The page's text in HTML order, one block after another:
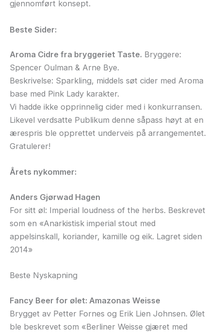
gjennomført konsept.
Beste Sider:
Aroma Cidre fra bryggeriet Taste. Bryggere:
Spencer Oulman & Arne Bye.
Beskrivelse: Sparkling, middels søt cider med Aroma
base med Pink Lady karakter.
Vi hadde ikke opprinnelig cider med i konkurransen.
Likevel verdsatte Publikum denne såpass høyt at en
ærespris ble opprettet underveis på arrangementet.
Gratulerer!
Årets nykommer:
Anders Gjørwad Hagen
For sitt øl: Imperial loudness of the herbs. Beskrevet
som en «Anarkistisk imperial stout med
appelsinskall, koriander, kamille og eik. Lagret siden
2014»
Beste Nyskapning
Fancy Beer for ølet: Amazonas Weisse
Brygget av Petter Fornes og Erik Lien Johnsen. Ølet
ble beskrevet som «Berliner Weisse gjæret med